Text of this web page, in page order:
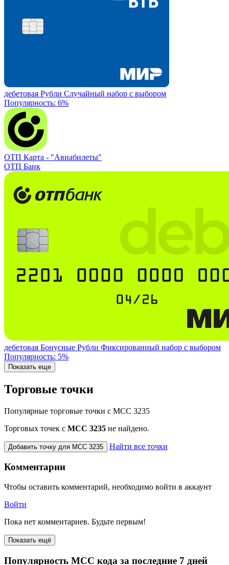
дебетовая Рубли Случайный набор с выбором
Популярность: 6%
ОТП Карта - "Авиабилеты"
ОТП Банк
дебетовая Бонусные Рубли Фиксированный набор с выбором
Популярность: 5%
Показать еще
Торговые точки
Популярные торговые точки с MCC 3235
Торговых точек с МСС 3235 не найдено.
Добавить точку для MCC 3235 Найти все точки
Комментарии
Чтобы оставить комментарий, необходимо войти в аккаунт
Войти
Пока нет комментариев. Будьте первым!
Показать ещё
Популярность MCC кода за последние 7 дней